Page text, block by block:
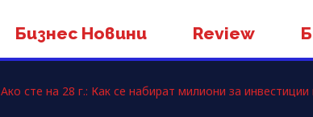
Бизнес Новини Review
Ако сте на 28 г.: Как се набират милиони за инвестиции